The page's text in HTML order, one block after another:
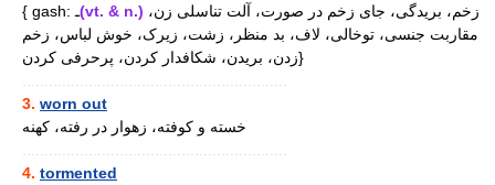
{ gash: ـ(vt. & n.)
مقاربت جنسی، توخالی، لاف، بد منظر، زشت، زیرک، خوش لباس، زخم
زدن، بریدن، شکافدار کردن، پرحرفی کردن}
3. worn out
خسته و کوفته، زهوار در رفته، کهنه
4. tormented